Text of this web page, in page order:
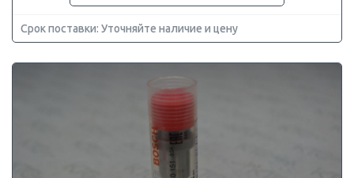
Срок поставки: Уточняйте наличие и цену